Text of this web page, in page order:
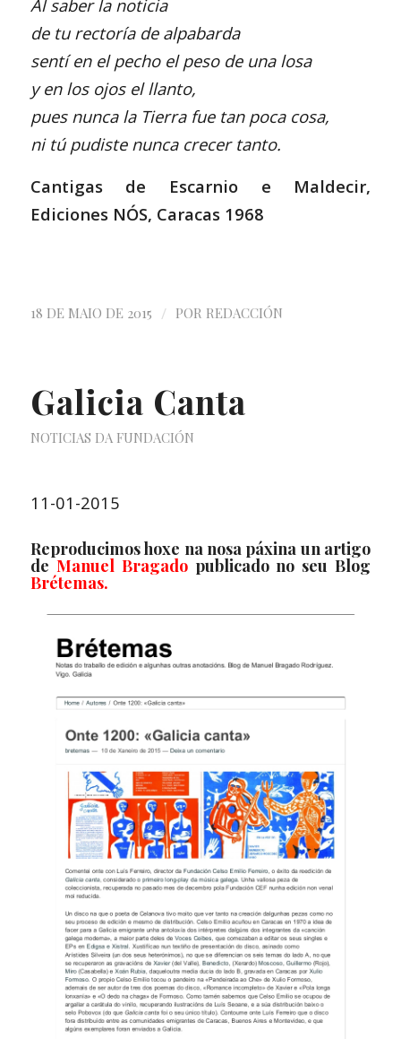
Al saber la noticia
de tu rectoría de alpabarda
sentí en el pecho el peso de una losa
y en los ojos el llanto,
pues nunca la Tierra fue tan poca cosa,
ni tú pudiste nunca crecer tanto.
Cantigas de Escarnio e Maldecir,
Ediciones NÓS, Caracas 1968
18 DE MAIO DE 2015 / POR REDACCIÓN
Galicia Canta
NOTICIAS DA FUNDACIÓN
11-01-2015
Reproducimos hoxe na nosa páxina un artigo
de Manuel Bragado publicado no seu Blog
Brétemas.